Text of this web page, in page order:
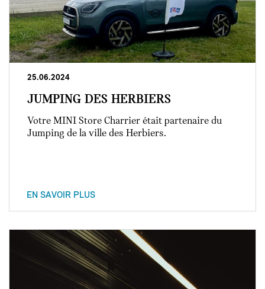
25.06.2024
JUMPING DES HERBIERS
Votre MINI Store Charrier était partenaire du
Jumping de la ville des Herbiers.
EN SAVOIR PLUS